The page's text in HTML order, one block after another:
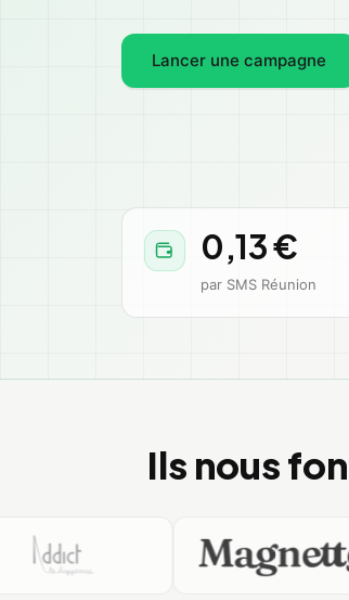
Lancer une campagne
0,13 €
par SMS Réunion
Ils nous
Addict.re